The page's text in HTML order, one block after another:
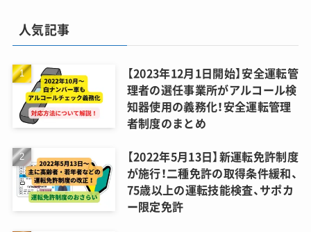
人気記事
【2023年12月1日開始】安全運転管
理者の選任事業所がアルコール検
知器使用の義務化！安全運転管理
者制度のまとめ
【2022年5月13日】新運転免許制度
が施行！二種免許の取得条件緩和、
75歳以上の運転技能検査、サポカ
ー限定免許